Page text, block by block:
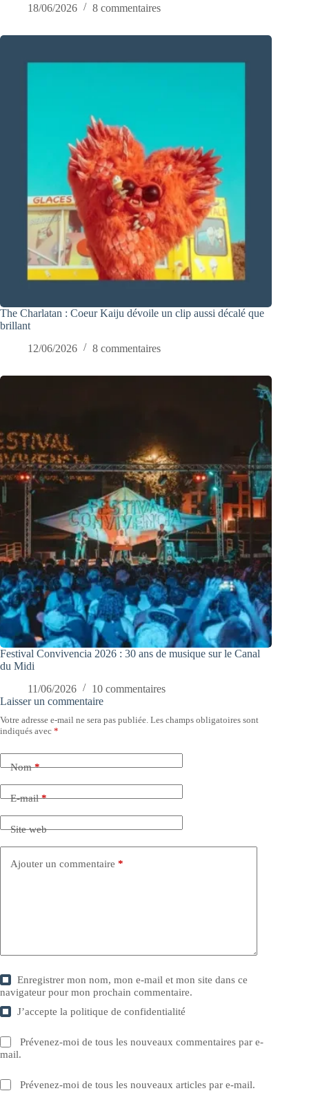
18/06/2026
8 commentaires
The Charlatan : Coeur Kaiju dévoile un clip aussi décalé que
brillant
12/06/2026
8 commentaires
Festival Convivencia 2026 : 30 ans de musique sur le Canal
du Midi
11/06/2026
10 commentaires
Laisser un commentaire
Votre adresse e-mail ne sera pas publiée. Les champs obligatoires sont
indiqués avec *
Nom*
E-mail*
Site web
Ajouter un commentaire *
Enregistrer mon nom, mon e-mail et mon site dans ce
navigateur pour mon prochain commentaire.
J’accepte lapolitique de confidentialité
Prévenez-moi de tous les nouveaux commentaires par e-
mail.
Prévenez-moi de tous les nouveaux articles par e-mail.